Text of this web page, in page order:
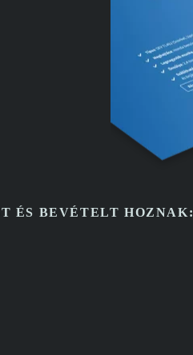
ÉS BEVÉTELT HOZNAK: